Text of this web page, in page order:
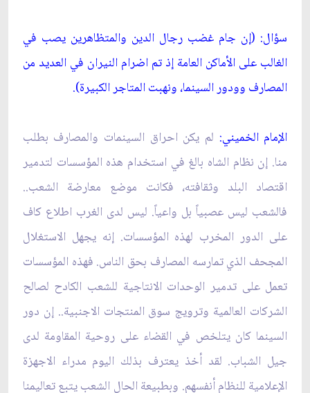
سؤال: (إن جام غضب رجال الدين والمتظاهرين يصب في
الغالب على الأماكن العامة إذ تم اضرام النيران في العديد من
المصارف وودور السينما، ونهبت المتاجر الكبيرة).
الإمام الخميني: لم يكن احراق السينمات والمصارف بطلب
منا. إن نظام الشاه بالغ في استخدام هذه المؤسسات لتدمير
اقتصاد البلد وثقافته، فكانت موضع معارضة الشعب..
فالشعب ليس عصبياً بل واعياً. ليس لدى الغرب اطلاع كاف
على الدور المخرب لهذه المؤسسات. إنه يجهل الاستغلال
المجحف الذي تمارسه المصارف بحق الناس. فهذه المؤسسات
تعمل على تدمير الوحدات الانتاجية للشعب الكادح لصالح
الشركات العالمية وترويج سوق المنتجات الاجنبية.. إن دور
السينما كان يتلخص في القضاء على روحية المقاومة لدى
جيل الشباب. لقد أخذ يعترف بذلك اليوم مدراء الاجهزة
الإعلامية للنظام أنفسهم. وبطبيعة الحال الشعب يتبع تعاليمنا